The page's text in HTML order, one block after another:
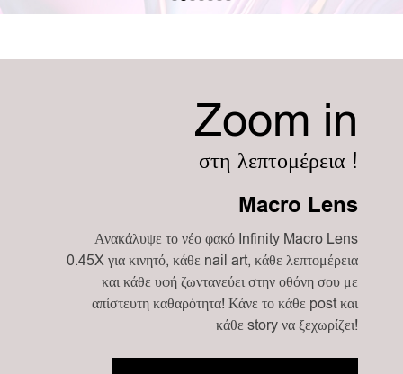
Zoom in
στη λεπτομέρεια !
Macro Lens
Ανακάλυψε το νέο φακό Infinity Macro Lens
0.45X για κινητό, κάθε nail art, κάθε λεπτομέρεια
και κάθε υφή ζωντανεύει στην οθόνη σου με
απίστευτη καθαρότητα! Κάνε το κάθε post και
κάθε story να ξεχωρίζει!